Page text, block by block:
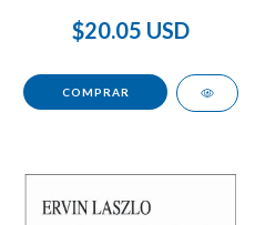
$20.05 USD